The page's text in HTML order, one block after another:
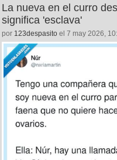
La nueva en el curro
significa 'esclava'
por 123despasito el 7 may 2026,